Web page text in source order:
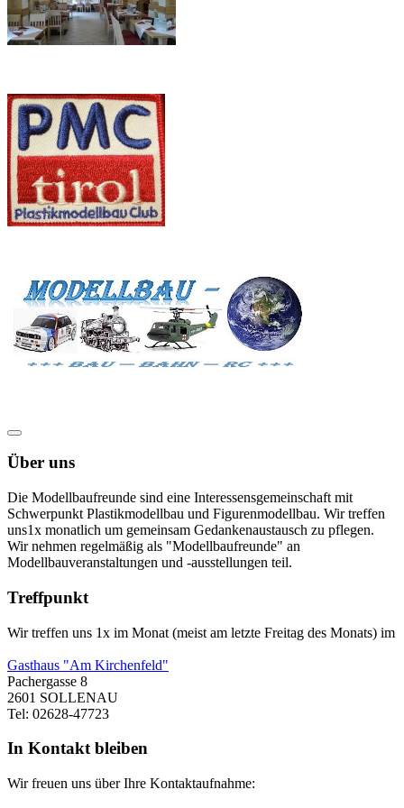
Über uns
Die Modellbaufreunde sind eine Interessensgemeinschaft mit
Schwerpunkt Plastikmodellbau und Figurenmodellbau. Wir treffen
uns1x monatlich um gemeinsam Gedankenaustausch zu pflegen.
Wir nehmen regelmäßig als "Modellbaufreunde" an
Modellbauveranstaltungen und -ausstellungen teil.
Treffpunkt
Wir treffen uns 1x im Monat (meist am letzte Freitag des Monats) im
Gasthaus "Am Kirchenfeld"
Pachergasse 8
2601 SOLLENAU
Tel: 02628-47723
In Kontakt bleiben
Wir freuen uns über Ihre Kontaktaufnahme: